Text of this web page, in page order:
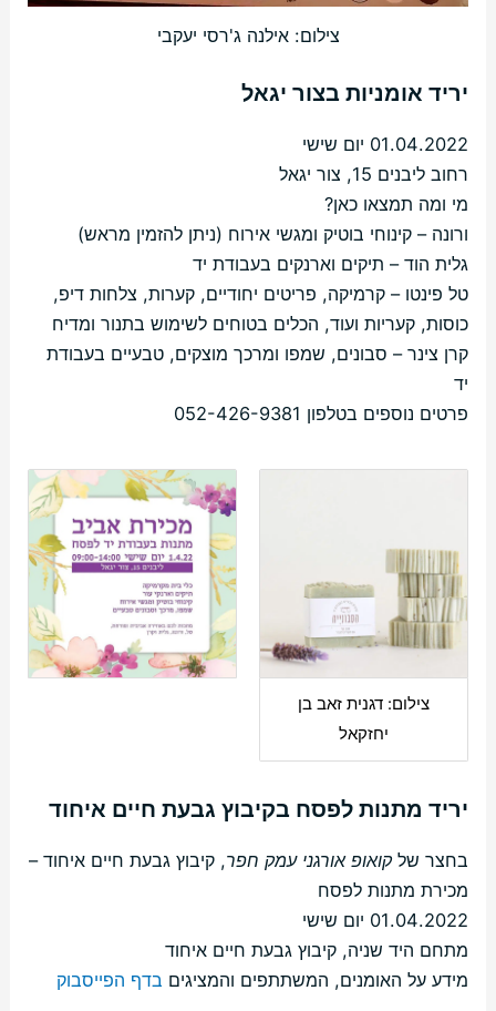
צילום: אילנה ג'רסי יעקבי
יריד אומניות בצור יגאל
01.04.2022 יום שישי
רחוב ליבנים 15, צור יגאל
מי ומה תמצאו כאן?
ורונה – קינוחי בוטיק ומגשי אירוח (ניתן להזמין מראש)
גלית הוד – תיקים וארנקים בעבודת יד
טל פינטו – קרמיקה, פריטים יחודיים, קערות, צלחות דיפ,
כוסות, קעריות ועוד, הכלים בטוחים לשימוש בתנור ומדיח
קרן צינר – סבונים, שמפו ומרכך מוצקים, טבעיים בעבודת
יד
פרטים נוספים בטלפון 052-426-9381
צילום: דגנית זאב בן
יחזקאל
יריד מתנות לפסח בקיבוץ גבעת חיים איחוד
בחצר שלקואופ אורגני עמק חפר, קיבוץ גבעת חיים איחוד –
מכירת מתנות לפסח
01.04.2022 יום שישי
מתחם היד שניה, קיבוץ גבעת חיים איחוד
מידע על האומנים, המשתתפים והמציגים בדף הפייסבוק